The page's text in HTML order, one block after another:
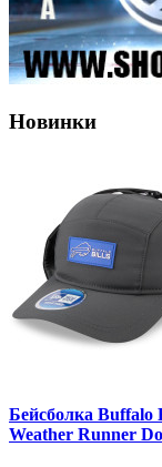
Новинки
Бейсболка Buffalo
Weather Runner